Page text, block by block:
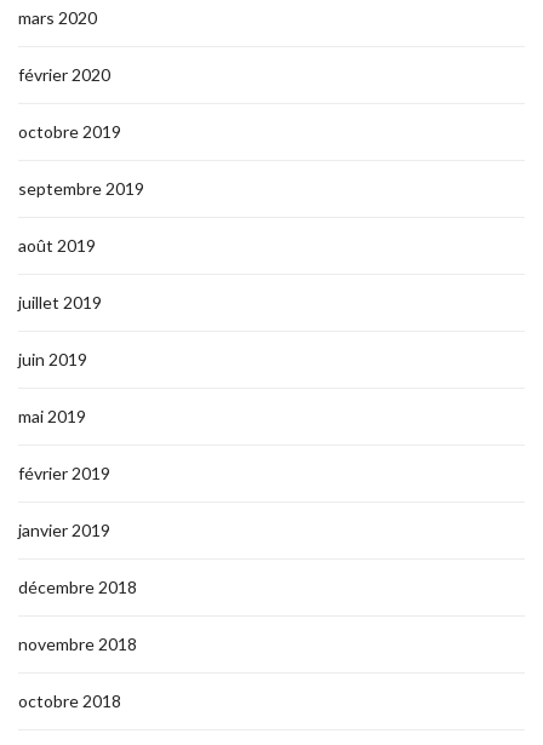
mars 2020
février 2020
octobre 2019
septembre 2019
août 2019
juillet 2019
juin 2019
mai 2019
février 2019
janvier 2019
décembre 2018
novembre 2018
octobre 2018